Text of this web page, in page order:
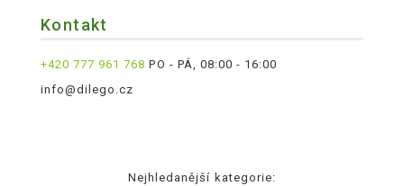
Kontakt
+420 777 961 768 PO - PÁ, 08:00 - 16:00
info@dilego.cz
Nejhledanější kategorie: